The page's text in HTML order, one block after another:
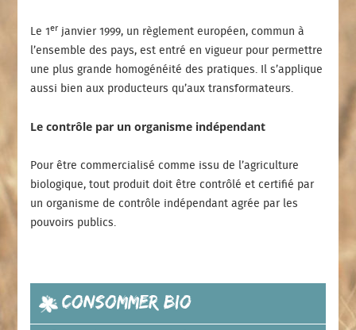
Le 1er janvier 1999, un règlement européen, commun à
l’ensemble des pays, est entré en vigueur pour permettre
une plus grande homogénéité des pratiques. Il s’applique
aussi bien aux producteurs qu’aux transformateurs.
Le contrôle par un organisme indépendant
Pour être commercialisé comme issu de l’agriculture
biologique, tout produit doit être contrôlé et certifié par
un organisme de contrôle indépendant agrée par les
pouvoirs publics.
Consommer Bio